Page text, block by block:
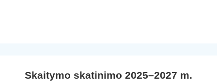
Skaitymo skatinimo 2025–2027 m.